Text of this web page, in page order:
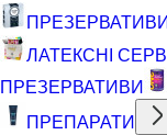
ЛАТЕКСНІ
ПРЕЗЕРВАТИВИ
ПРЕПАРАТИ